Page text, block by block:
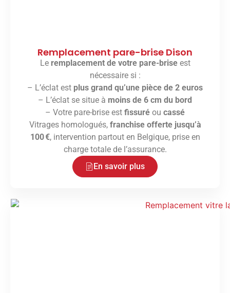
Remplacement pare-brise Dison
Le remplacement de votre pare-briseest
nécessaire si :
– L’éclat est plus grand qu’une pièce de 2 euros
– L’éclat se situe à moins de 6 cm du bord
– Votre pare-brise est fissuré ou cassé
Vitrages homologués, franchise offerte jusqu’à
100 €, intervention partout en Belgique, prise en
charge totale de l’assurance.
En savoir plus